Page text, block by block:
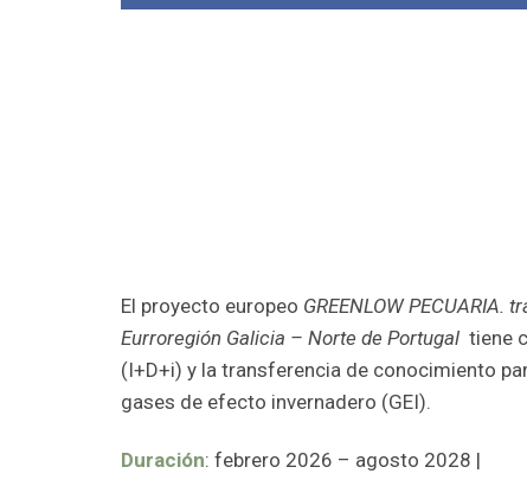
El proyecto europeo GREENLOW
Eurroregión Galicia – Norte de Portugal tiene
(I+D+i) y la transferencia de conocimiento
gases de efecto invernadero (GEI).
Duración: febrero 2026 – agosto 2028 |